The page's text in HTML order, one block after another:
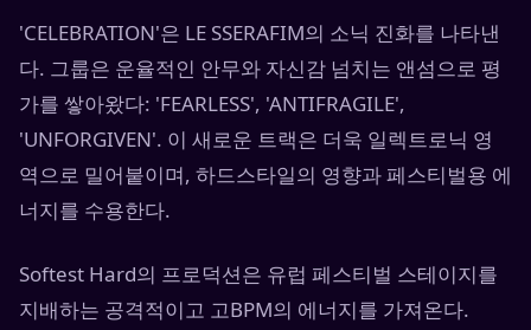
'CELEBRATION'은 LE SSERAFIM의 소닉 진화를 나타낸
다. 그룹은 운율적인 안무와 자신감 넘치는 앤섬으로 평
가를 쌓아왔다: 'FEARLESS', 'ANTIFRAGILE',
'UNFORGIVEN'. 이 새로운 트랙은 더욱 일렉트로닉 영
역으로 밀어붙이며, 하드스타일의 영향과 페스티벌용 에
너지를 수용한다.
Softest Hard의 프로덕션은 유럽 페스티벌 스테이지를
지배하는 공격적이고 고BPM의 에너지를 가져온다.